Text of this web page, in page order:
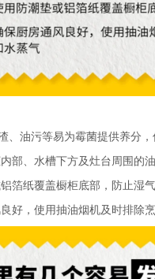
、油污等易为霉菌提供养分
部、水槽下方及灶台周围的
箔纸覆盖橱柜底部，防止湿
好，使用抽油烟机及时排除